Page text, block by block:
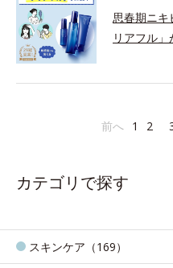
思春期ニキ
リアフル」
前へ 1 2
カテゴリで探す
スキンケア（169）